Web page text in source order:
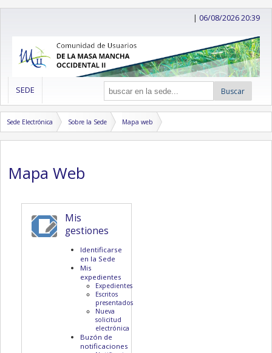
|06/08/2026 20:39
SEDE Buscar
Sede Electrónica Sobre la Sede Mapa web
Mapa Web
Mis
gestiones
Identificarse
en la Sede
Mis
expedientes
Expedientes
Escritos
presentados
Nueva
solicitud
electrónica
Buzón de
notificaciones